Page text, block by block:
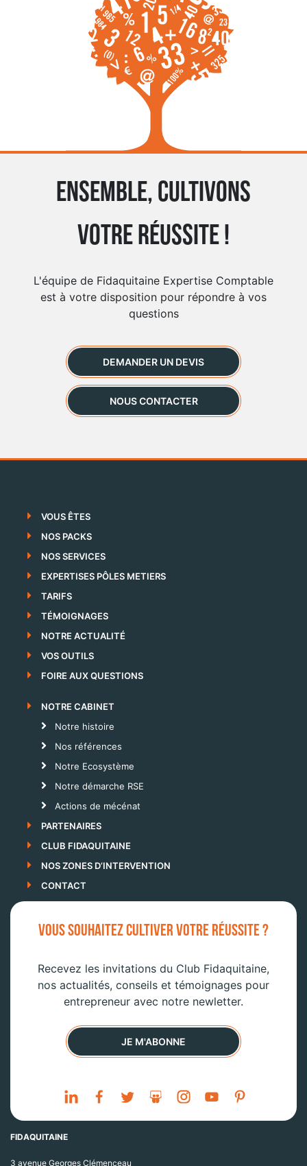
Ensemble, cultivons
votre réussite !
L'équipe de Fidaquitaine Expertise Comptable
est à votre disposition pour répondre à vos
questions
DEMANDER UN DEVIS
NOUS CONTACTER
VOUS ÊTES
NOS PACKS
NOS SERVICES
EXPERTISES PÔLES METIERS
TARIFS
TÉMOIGNAGES
NOTRE ACTUALITÉ
VOS OUTILS
FOIRE AUX QUESTIONS
NOTRE CABINET
Notre histoire
Nos références
Notre Ecosystème
Notre démarche RSE
Actions de mécénat
PARTENAIRES
CLUB FIDAQUITAINE
NOS ZONES D’INTERVENTION
CONTACT
VOUS SOUHAITEZ CULTIVER VOTRE RÉUSSITE ?
Recevez les invitations du Club Fidaquitaine,
nos actualités, conseils et témoignages pour
entrepreneur avec notre newletter.
JE M'ABONNE
FIDAQUITAINE
3 avenue Georges Clémenceau